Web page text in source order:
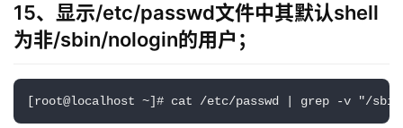
15、显示/etc/passwd文件中其默认shell
为非/sbin/nologin的用户；
[root@localhost ~]# cat /etc/passwd | grep -v "/